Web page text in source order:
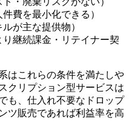
費を最小化できる）
が主な提供物）
継続課金・リテイナー契
はこれらの条件を満たしや
クリプション型サービスは
も、仕入れ不要なドロップ
ツ販売であれば利益率を高